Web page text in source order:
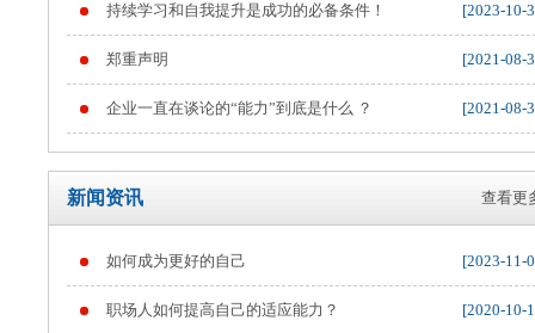
重要提示
持续学习和自我提升是成功的必备条件！ [2023-10-
郑重声明 [2021-08-
企业一直在谈论的“能力”到底是什么 ？ [2021-08-
新闻资讯 查看更
如何成为更好的自己 [2023-11-
职场人如何提高自己的适应能力？ [2020-10-